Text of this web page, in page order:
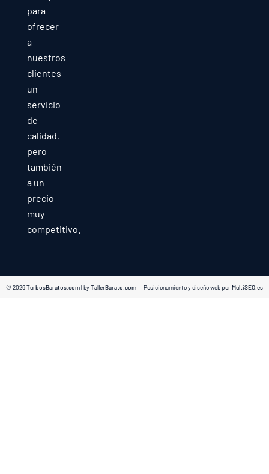
para
ofrecer
a
nuestros
clientes
un
servicio
de
calidad,
pero
también
a un
precio
muy
competitivo.
© 2026TurbosBaratos.com| byTallerBarato.com Posicionamiento y diseño web porMultiSEO.es